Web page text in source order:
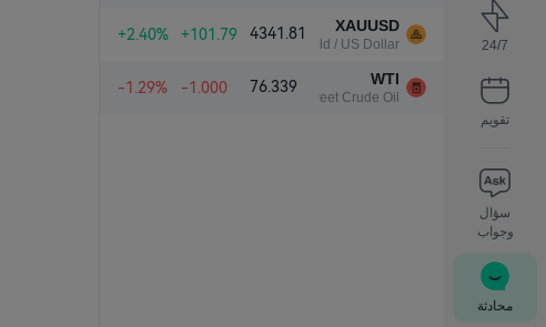
24/7
تقويم
سؤال
وجواب
محادثة
XAUUSD
Gold / US Dollar
4341.81
+101.79
+2.40%
WTI
Light Sweet Crude Oil
76.339
-1.000
-1.29%